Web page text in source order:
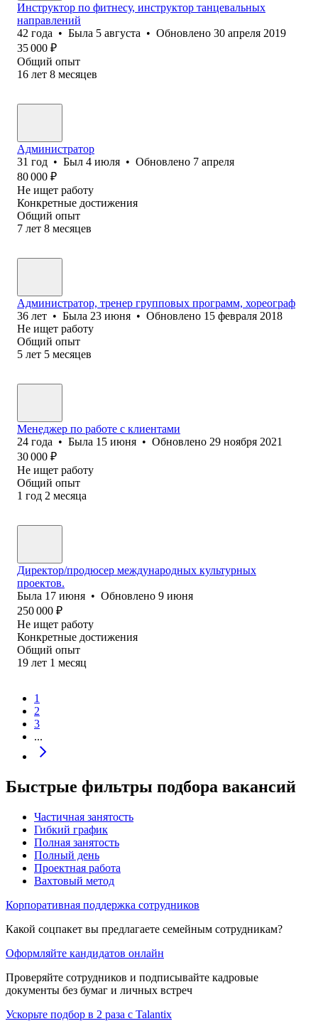
Инструктор по фитнесу, инструктор танцевальных
направлений
42 года • Была 5 августа • Обновлено 30 апреля 2019
35 000 ₽
Общий опыт
16 лет 8 месяцев
Администратор
31 год • Был 4 июля • Обновлено 7 апреля
80 000 ₽
Не ищет работу
Конкретные достижения
Общий опыт
7 лет 8 месяцев
Администратор, тренер групповых программ, хореограф
36 лет • Была 23 июня • Обновлено 15 февраля 2018
Не ищет работу
Общий опыт
5 лет 5 месяцев
Менеджер по работе с клиентами
24 года • Была 15 июня • Обновлено 29 ноября 2021
30 000 ₽
Не ищет работу
Общий опыт
1 год 2 месяца
Директор/продюсер международных культурных
проектов.
Была 17 июня • Обновлено 9 июня
250 000 ₽
Не ищет работу
Конкретные достижения
Общий опыт
19 лет 1 месяц
1
2
3
...
Быстрые фильтры подбора вакансий
Частичная занятость
Гибкий график
Полная занятость
Полный день
Проектная работа
Вахтовый метод
Корпоративная поддержка сотрудников
Какой соцпакет вы предлагаете семейным сотрудникам?
Оформляйте кандидатов онлайн
Проверяйте сотрудников и подписывайте кадровые
документы без бумаг и личных встреч
Ускорьте подбор в 2 раза с Talantix